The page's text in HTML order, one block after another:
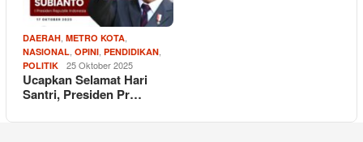
DAERAH, METRO KOTA,
NASIONAL, OPINI, PENDIDIKAN,
POLITIK 25 Oktober 2025
Ucapkan Selamat Hari
Santri, Presiden Pr…